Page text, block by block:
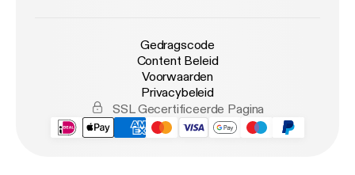
Gedragscode
Content Beleid
Voorwaarden
Privacybeleid
SSL Gecertificeerde Pagina